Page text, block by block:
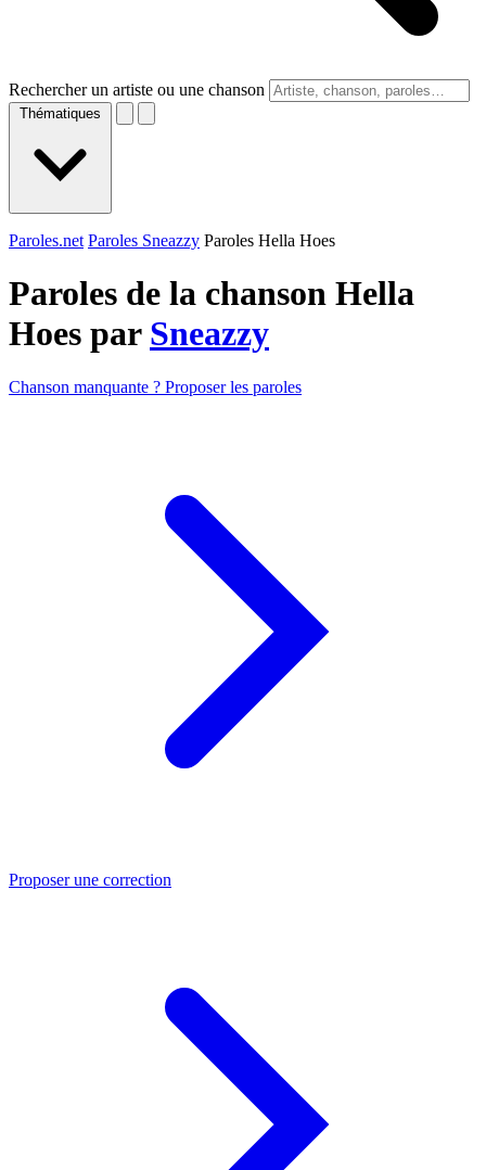
Rechercher un artiste ou une chanson
Thématiques
Paroles.net Paroles Sneazzy Paroles Hella Hoes
Paroles de la chanson Hella
Hoes par Sneazzy
Chanson manquante ? Proposer les paroles
Proposer une correction